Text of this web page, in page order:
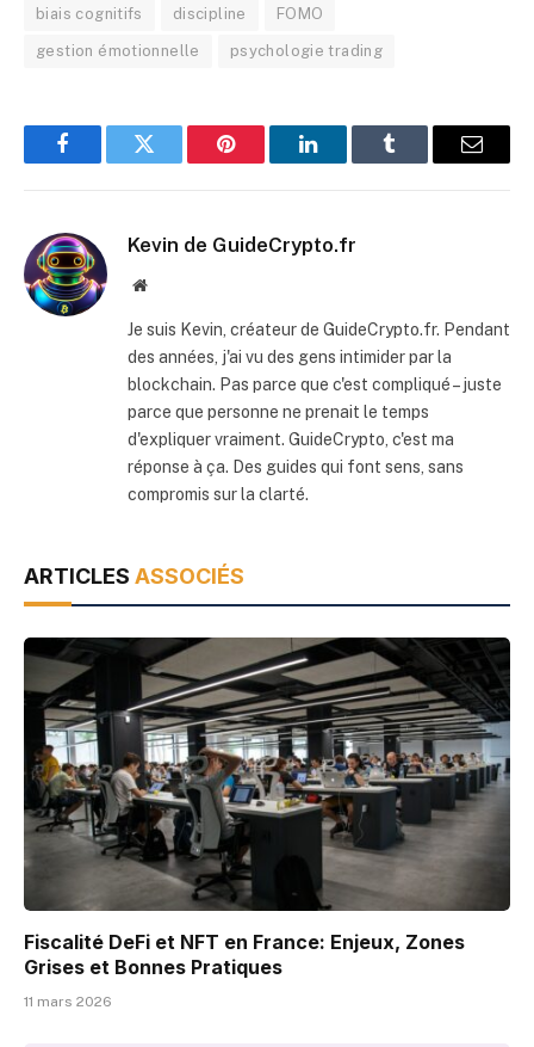
biais cognitifs discipline FOMO
gestion émotionnelle psychologie trading
FacebookTwitter Pinterest LinkedInTumblr Email
Kevin de GuideCrypto.fr
Website
Je suis Kevin, créateur de GuideCrypto.fr. Pendant
des années, j'ai vu des gens intimider par la
blockchain. Pas parce que c'est compliqué – juste
parce que personne ne prenait le temps
d'expliquer vraiment. GuideCrypto, c'est ma
réponse à ça. Des guides qui font sens, sans
compromis sur la clarté.
ARTICLES ASSOCIÉS
Fiscalité DeFi et NFT en France: Enjeux, Zones
Grises et Bonnes Pratiques
11 mars 2026